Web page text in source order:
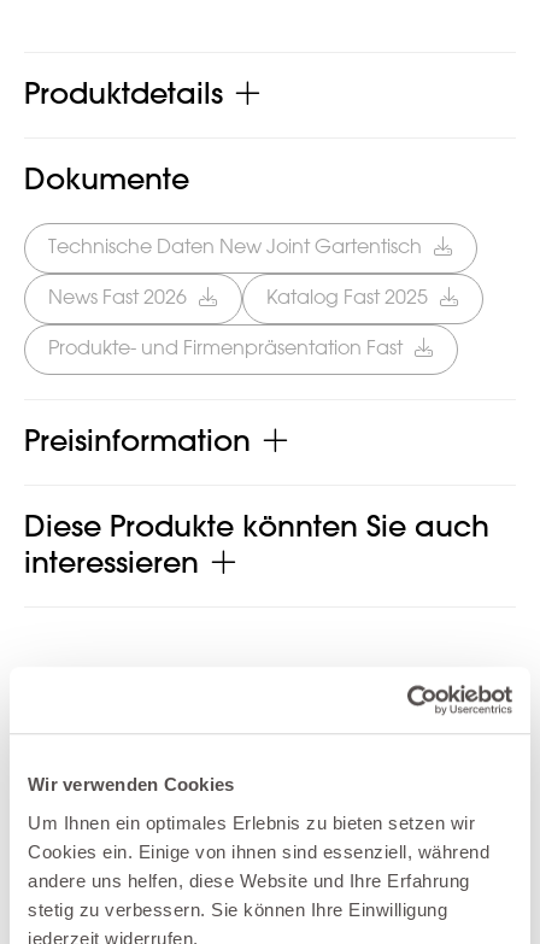
Wir verwenden Cookies
Um Ihnen ein optimales Erlebnis zu bieten setzen wir
Cookies ein. Einige von ihnen sind essenziell, während
andere uns helfen, diese Website und Ihre Erfahrung
stetig zu verbessern. Sie können Ihre Einwilligung
jederzeit widerrufen.
Produktdetails
Dokumente
Technische Daten New Joint Gartentisch
News Fast 2026 Katalog Fast 2025
Produkte- und Firmenpräsentation Fast
Preisinformation
Diese Produkte könnten Sie auch
interessieren
Produkt jetzt teilen
Weitere Produkte der Kategorie Garten-
Beistelltische